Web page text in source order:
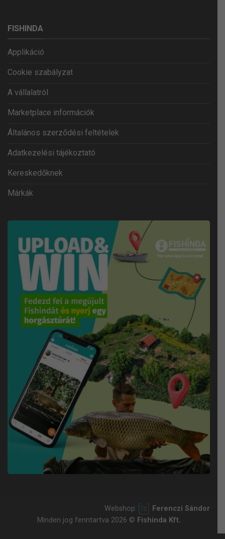
FISHINDA
Applikáció
Cookie szabályzat
A vállalatról
Marketplace információk
Általános szerződési feltételek
Adatkezelési tájékoztató
Kereskedőknek
Márkák
Webshop:
Ferenczi Sándor
Minden jog fenntartva 2026 © Fishinda Kft.